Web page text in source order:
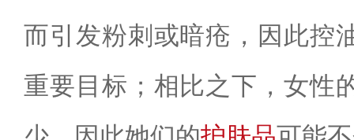
而引发粉刺或暗疮，因此控
重要目标；相比之下，女性